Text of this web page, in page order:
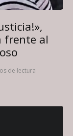
frente al
de lectura